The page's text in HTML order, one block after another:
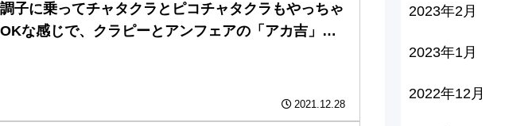
子に乗ってチャタクラとピコチャタクラもやっちゃ
な感じで、クラピーとアンフェアの「アカ吉」苔
2021.12.28
2023年2月
2023年1月
2022年12月